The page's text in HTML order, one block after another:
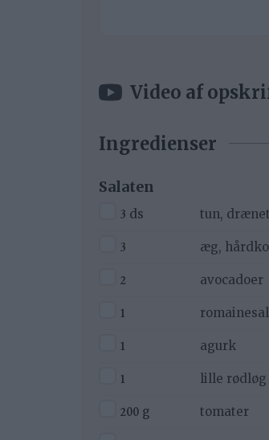
Video af
Ingredienser
Salaten
▢
3 ds tun,
▢
3 æg,
▢
2 avocadoer
▢1
▢1 agurk
▢1 lille rødløg
▢
200 g tomater